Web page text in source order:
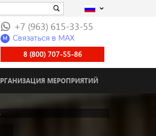
+7 (963) 615-33-55
M Связаться в МАХ
8 (800) 707-55-86
МЕРОПРИЯТИЙ